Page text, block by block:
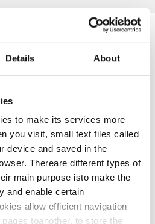
Details About
to make its services more
you visit, small text files called
device and saved in the
Thereare different types of
main purpose isto make the
and enable certain
allow efficient navigation
toanother, to store the
E CONTROLLO
ricoprono incarichi nei collegi
del territorio, svolgendo anche
di vigilanza viene sempre
l’obiettivo di migliorare, ove
amministrativo e
gli indirizzi della migliore